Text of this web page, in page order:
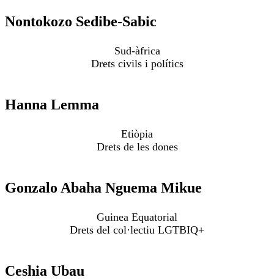
Nontokozo Sedibe-Sabic
Sud-àfrica
Drets civils i polítics
Hanna Lemma
Etiòpia
Drets de les dones
Gonzalo Abaha Nguema Mikue
Guinea Equatorial
Drets del col·lectiu LGTBIQ+
Ceshia Ubau